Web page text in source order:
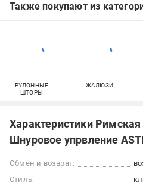
Также покупают из
РУЛОННЫЕ
ШТОРЫ
ЖАЛЮЗИ
Характеристики
Шнуровое упрвление
Обмен и возврат:
Стиль: